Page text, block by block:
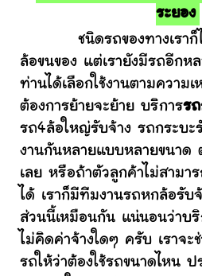
ระยอง
ชนิดรถของทางเราก็ไม่
ล้อขนของ แต่เรายังมีรถอีกห
ท่านได้เลือกใช้งานตามความ
ต้องการย้ายจะย้าย บริการรถ
รถ4ล้อใหญ่รับจ้าง รถกระบะ
งานกันหลายแบบหลายขนาด
เลย หรือถ้าตัวลูกค้าไม่สามา
ได้ เราก็มีทีมงานรถหกล้อรับจ้
ส่วนนี้เหมือนกัน แน่นอนว่าบริ
ไม่คิดค่าจ้างใดๆ ครับ เราจะ
รถให้ว่าต้องใช้รถขนาดไหน ป